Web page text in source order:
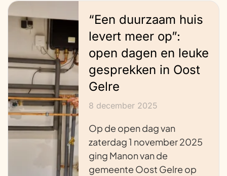
“Een duurzaam huis
levert meer op”:
open dagen en leuke
gesprekken in Oost
Gelre
8 december 2025
Op de open dag van
zaterdag 1 november 2025
ging Manon van de
gemeente Oost Gelre op